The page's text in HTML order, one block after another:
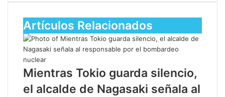
Artículos Relacionados
Mientras Tokio guarda silencio,
el alcalde de Nagasaki señala al